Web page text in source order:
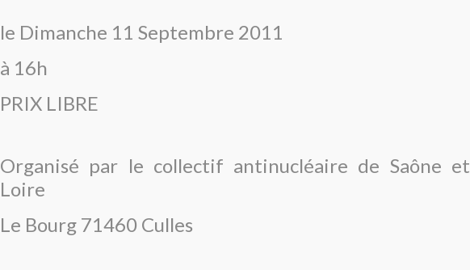
le Dimanche 11 Septembre 2011
à 16h
PRIX LIBRE
Organisé par le collectif antinucléaire de Saône et
Loire
Le Bourg 71460 Culles